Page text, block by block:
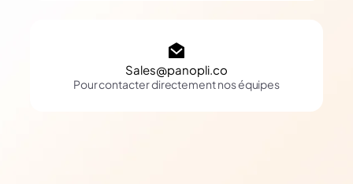
Sales@panopli.co
Pour contacter directement nos équipes